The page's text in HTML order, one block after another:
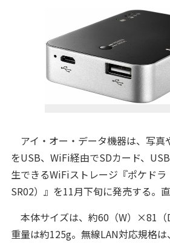
アイ・オー・データ機器は、写真
をUSB、WiFi経由でSDカード、
生できるWiFiストレージ『ポケドラ
SR02）』を11月下旬に発売する。
本体サイズは、約60（W）×81（
重量は約125g。無線LAN対応規格